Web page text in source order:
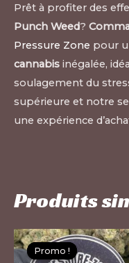
Prêt à profiter des
Punch Weed?
Pressure Zone pour
cannabis inégalée,
soulagement du
supérieure et notre
une expérience
Produits
Promo !
Promo !